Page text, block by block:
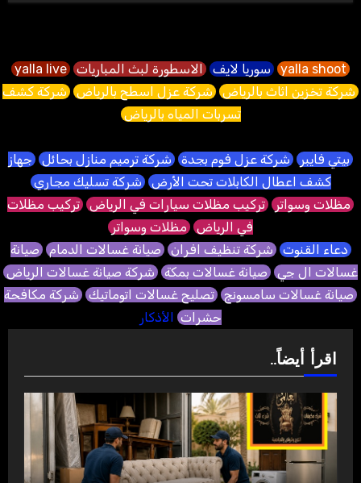
yalla shoot سوريا لايف الاسطورة لبث المباريات yalla live
شركة تخزين اثاث بالرياض شركة عزل اسطح بالرياض شركة كشف
تسربات المياه بالرياض
بيتي فايبر شركة عزل فوم بجدة شركة ترميم منازل بحائل جهاز
كشف اعطال الكابلات تحت الأرض شركة تسليك مجاري
مظلات وسواتر تركيب مظلات سيارات في الرياض تركيب مظلات
في الرياض مظلات وسواتر
دعاء القنوت شركة تنظيف افران صيانة غسالات الدمام صيانة
غسالات ال جي صيانة غسالات بمكة شركة صيانة غسالات الرياض
صيانة غسالات سامسونج تصليح غسالات اتوماتيك شركة مكافحة
حشرات الأذكار
اقرأ أيضاً..